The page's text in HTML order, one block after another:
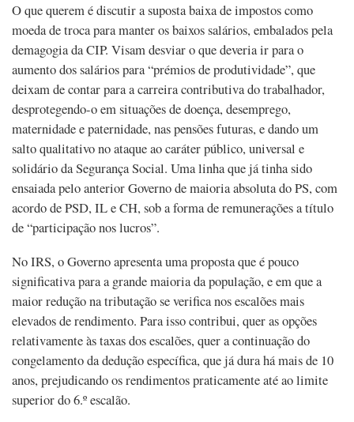
O que querem é discutir a suposta baixa de impostos como
moeda de troca para manter os baixos salários, embalados pela
demagogia da CIP. Visam desviar o que deveria ir para o
aumento dos salários para “prémios de produtividade”, que
deixam de contar para a carreira contributiva do trabalhador,
desprotegendo-o em situações de doença, desemprego,
maternidade e paternidade, nas pensões futuras, e dando um
salto qualitativo no ataque ao caráter público, universal e
solidário da Segurança Social. Uma linha que já tinha sido
ensaiada pelo anterior Governo de maioria absoluta do PS, com
acordo de PSD, IL e CH, sob a forma de remunerações a título
de “participação nos lucros”.
No IRS, o Governo apresenta uma proposta que é pouco
significativa para a grande maioria da população, e em que a
maior redução na tributação se verifica nos escalões mais
elevados de rendimento. Para isso contribui, quer as opções
relativamente às taxas dos escalões, quer a continuação do
congelamento da dedução específica, que já dura há mais de 10
anos, prejudicando os rendimentos praticamente até ao limite
superior do 6.º escalão.